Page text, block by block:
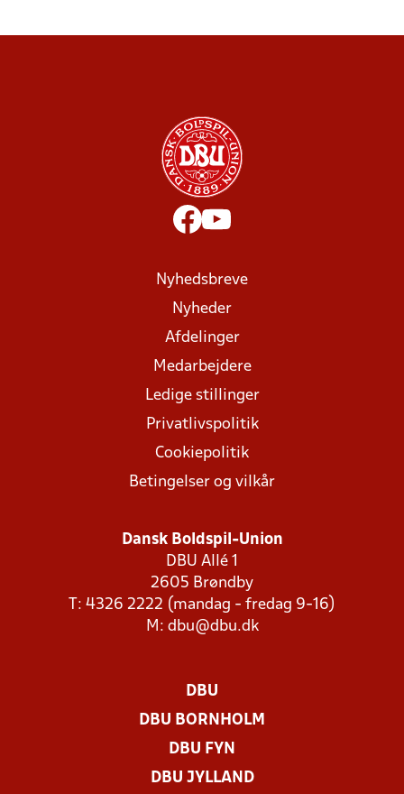
Nyhedsbreve
Nyheder
Afdelinger
Medarbejdere
Ledige stillinger
Privatlivspolitik
Cookiepolitik
Betingelser og vilkår
Dansk Boldspil-Union
DBU Allé 1
2605 Brøndby
T: 4326 2222 (mandag - fredag 9-16)
M: dbu@dbu.dk
DBU
DBU BORNHOLM
DBU FYN
DBU JYLLAND